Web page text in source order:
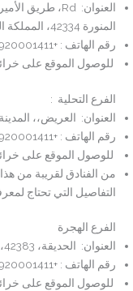
المنورة 42334، المملكة العربية السعودية
رقم الهاتف : +966920001411
للوصول الموقع على
الفرع التحلية :
العنوان: العريض،،
رقم الهاتف : +966920001411
للوصول الموقع على
من الفنادق لقريبة من
التفاصيل التي تحتاج
الفرع الهجرة
العنوان: الحديقة، 42383، المدينة المنورة المملكة العربية السعودية
رقم الهاتف : +966920001411
للوصول الموقع على